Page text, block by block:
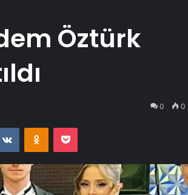
Öztürk
0 0
VKontakteOdnoklassniki
Pocket